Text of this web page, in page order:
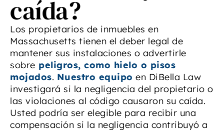
caída?
Los propietarios de inmuebles en
Massachusetts tienen el deber legal de
mantener sus instalaciones o advertirle
sobre peligros, como hielo o pisos
mojados. Nuestro equipo en DiBella Law
investigará si la negligencia del propietario o
las violaciones al código causaron su caída.
Usted podría ser elegible para recibir una
compensación si la negligencia contribuyó a